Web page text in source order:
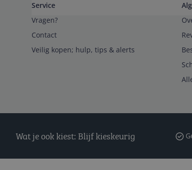
Service
Vragen?
Contact
Veilig kopen; hulp, tips & alerts
Wat je ook kiest: Blijf kieskeurig